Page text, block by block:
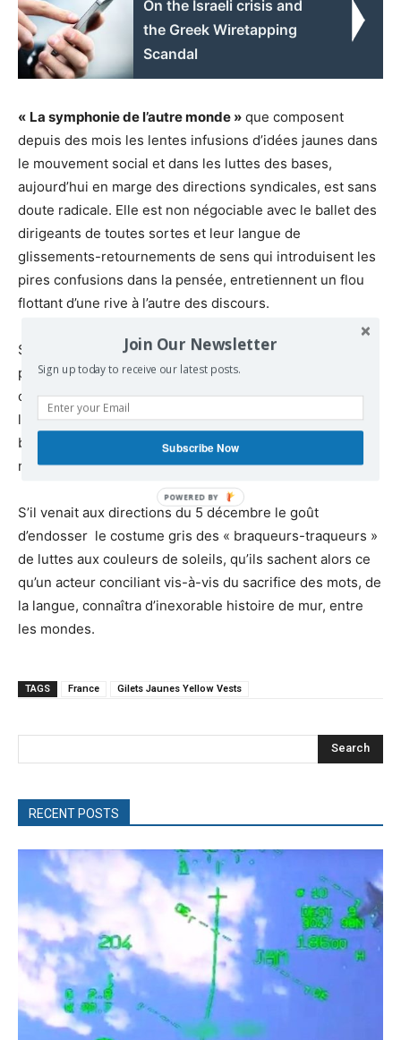
On the Israeli crisis and
the Greek Wiretapping
Scandal
« La symphonie de l’autre monde » que composent
depuis des mois les lentes infusions d’idées jaunes dans
le mouvement social et dans les luttes des bases,
aujourd’hui en marge des directions syndicales, est sans
doute radicale. Elle est non négociable avec le ballet des
dirigeants de toutes sortes et leur langue de
glissements-retournements de sens qui introduisent les
pires confusions dans la pensée, entretiennent un flou
flottant d’une rive à l’autre des discours.
Si une victoire des résistances à la réforme se veut
possible, ce ne sera que sous la condition de ne pas
occulter derrière l’abcès de fixation des retraites,
l’urgence de cet « autre monde » articulé dans tous les
blancs d’attente que s’octroient d’un camp à l’autre les
négociateurs avec leur jeu de balle.
S’il venait aux directions du 5 décembre le goût
d’endosser le costume gris des « braqueurs-traqueurs »
de luttes aux couleurs de soleils, qu’ils sachent alors ce
qu’un acteur conciliant vis-à-vis du sacrifice des mots, de
la langue, connaîtra d’inexorable histoire de mur, entre
les mondes.
TAGS France Gilets Jaunes Yellow Vests
Search
RECENT POSTS
Join Our Newsletter
Sign up today to receive our latest posts.
Subscribe Now